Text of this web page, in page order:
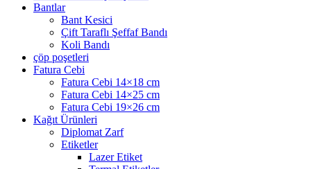
Bantlar
Bant Kesici
Çift Taraflı Şeffaf Bandı
Koli Bandı
çöp poşetleri
Fatura Cebi
Fatura Cebi 14×18 cm
Fatura Cebi 14×25 cm
Fatura Cebi 19×26 cm
Kağıt Ürünleri
Diplomat Zarf
Etiketler
Lazer Etiket